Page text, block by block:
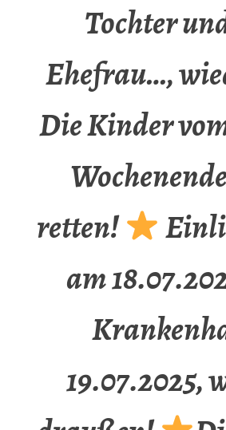
Tochter
Ehefrau…,
Die Kinder
retten!
am
19.07.2025,